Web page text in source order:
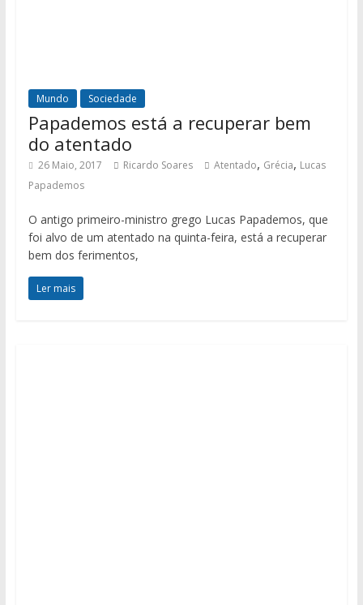
Mundo Sociedade
Papademos está a recuperar bem
do atentado
26 Maio, 2017 Ricardo Soares Atentado, Grécia, Lucas
Papademos
O antigo primeiro-ministro grego Lucas Papademos, que
foi alvo de um atentado na quinta-feira, está a recuperar
bem dos ferimentos,
Ler mais